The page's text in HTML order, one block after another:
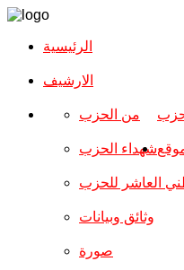
الرئيسية
الارشیف
من الحزب
شهداء الحزب
العاشر للحزب
وثائق وبيانات
صورة